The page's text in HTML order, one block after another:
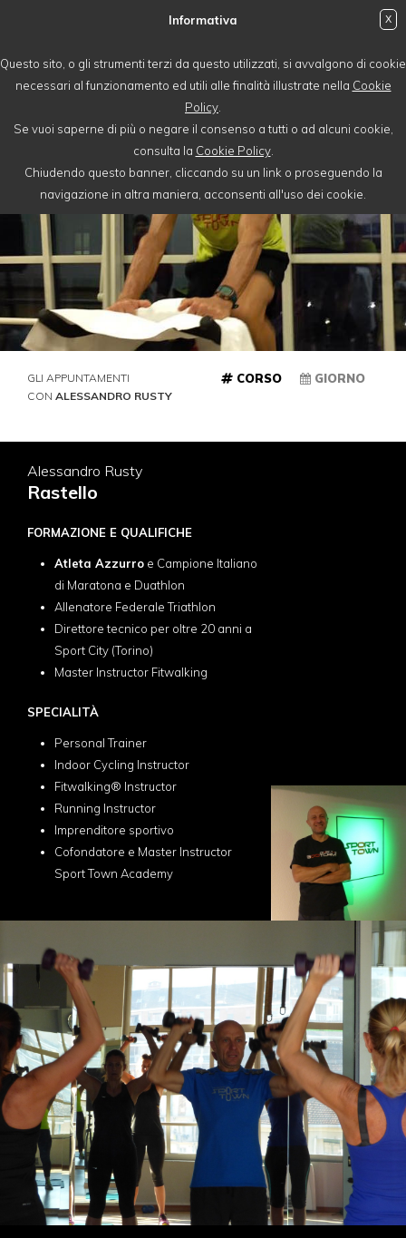
Informativa
Questo sito, o gli strumenti terzi da questo utilizzati, si avvalgono di cookie
necessari al funzionamento ed utili alle finalità illustrate nella Cookie
Policy
Se vuoi saperne di più o negare il consenso a tutti o ad alcuni cookie,
consulta la Cookie Policy.
Chiudendo questo banner, cliccando su un link o proseguendo la
navigazione in altra maniera, acconsenti all'uso dei cookie.
X
GLI APPUNTAMENTI
CON ALESSANDRO RUSTY
CORSO GIORNO
Alessandro Rusty
Rastello
FORMAZIONE E QUALIFICHE
Atleta Azzurro e Campione Italiano
di Maratona e Duathlon
Allenatore Federale Triathlon
Direttore tecnico per oltre 20 anni a
Sport City (Torino)
Master Instructor Fitwalking
SPECIALITÀ
Personal Trainer
Indoor Cycling Instructor
Fitwalking® Instructor
Running Instructor
Imprenditore sportivo
Cofondatore e Master Instructor
Sport Town Academy